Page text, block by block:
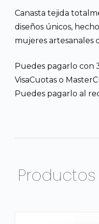
Canasta tejida
diseños únicos,
mujeres artesanales
Puedes pagarlo con
VisaCuotas o
Puedes pagarlo al